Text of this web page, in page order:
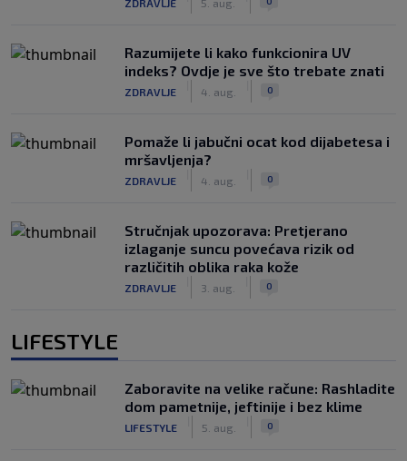
Razumijete li kako funkcionira UV
indeks? Ovdje je sve što trebate znati
ZDRAVLJE 4. aug. 0
Pomaže li jabučni ocat kod dijabetesa i
mršavljenja?
ZDRAVLJE 4. aug. 0
Stručnjak upozorava: Pretjerano
izlaganje suncu povećava rizik od
različitih oblika raka kože
ZDRAVLJE 3. aug. 0
LIFESTYLE
Zaboravite na velike račune: Rashladite
dom pametnije, jeftinije i bez klime
LIFESTYLE 5. aug. 0